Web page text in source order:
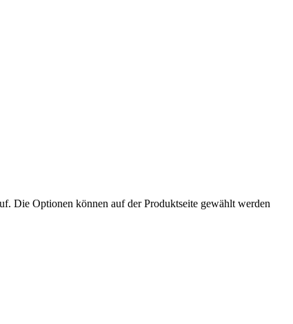
Die Optionen können auf der Produktseite gewählt werden